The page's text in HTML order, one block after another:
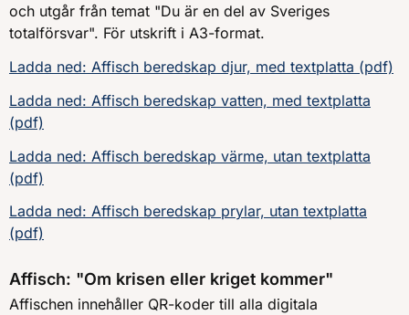
och utgår från temat "Du är en del av Sveriges
totalförsvar". För utskrift i A3-format.
Ladda ned: Affisch beredskap djur, med textplatta (pdf)
Ladda ned: Affisch beredskap vatten, med textplatta
(pdf)
Ladda ned: Affisch beredskap värme, utan textplatta
(pdf)
Ladda ned: Affisch beredskap prylar, utan textplatta
(pdf)
Affisch: "Om krisen eller kriget kommer"
Affischen innehåller QR-koder till alla digitala